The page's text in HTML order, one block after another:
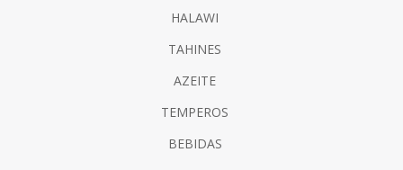
HALAWI
TAHINES
AZEITE
TEMPEROS
BEBIDAS